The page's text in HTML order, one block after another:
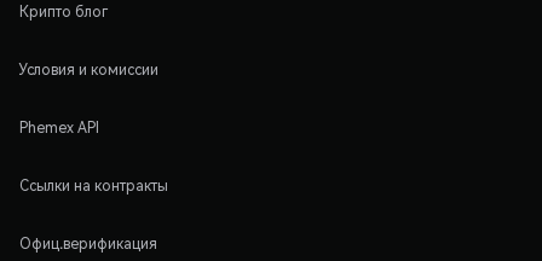
Крипто блог
Условия и комиссии
Phemex API
Ссылки на контракты
Офиц.верификация